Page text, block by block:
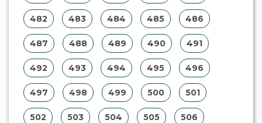
482 483 484 485 486
487 488 489 490 491
492 493 494 495 496
497 498 499 500 501
502 503 504 505 506